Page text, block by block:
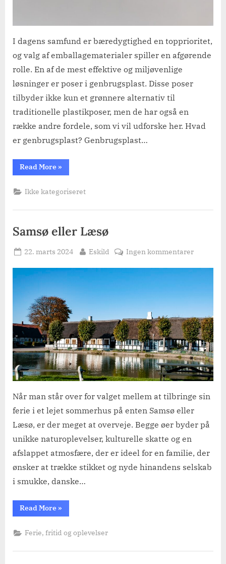
I dagens samfund er bæredygtighed en topprioritet,
og valg af emballagematerialer spiller en afgørende
rolle. En af de mest effektive og miljøvenlige
løsninger er poser i genbrugsplast. Disse poser
tilbyder ikke kun et grønnere alternativ til
traditionelle plastikposer, men de har også en
række andre fordele, som vi vil udforske her. Hvad
er genbrugsplast? Genbrugsplast…
Read More“Genbrugsplast
som
»
Ikke kategoriseret
Samsø eller Læsø
Posted
22. marts 2024 By
Eskild Ingen kommentarertil
Når man står over for valget mellem at tilbringe sin
ferie i et lejet sommerhus på enten Samsø eller
Læsø, er der meget at overveje. Begge øer byder på
unikke naturoplevelser, kulturelle skatte og en
afslappet atmosfære, der er ideel for en familie, der
ønsker at trække stikket og nyde hinandens selskab
i smukke, danske…
Read More“Samsø
eller
»
Ferie, fritid og oplevelser